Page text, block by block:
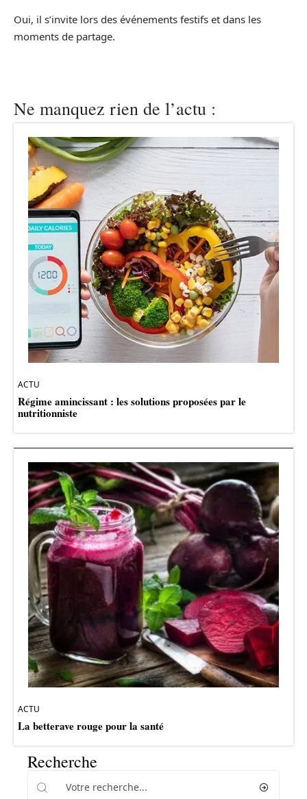
Oui, il s’invite lors des événements festifs et dans les
moments de partage.
Ne manquez rien de l’actu :
ACTU
Régime amincissant : les solutions proposées par le
nutritionniste
ACTU
La betterave rouge pour la santé
Recherche